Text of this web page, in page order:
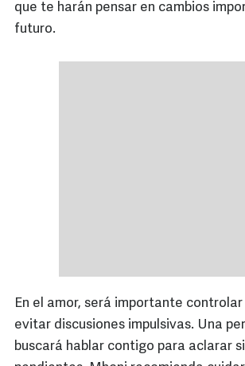
que te harán pensar en cambios
futuro.
En el amor, será importante
evitar discusiones impulsivas. Una
buscará hablar contigo para aclarar